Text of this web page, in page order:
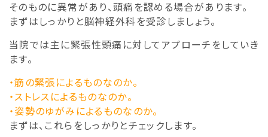
そのものに異常があり、頭痛を認める場合があります。
まずはしっかりと脳神経外科を受診しましょう。
当院では主に緊張性頭痛に対してアプローチをしていき
ます。
・筋の緊張によるものなのか。
・ストレスによるものなのか。
・姿勢のゆがみによるものなのか。
まずは、これらをしっかりとチェックします。